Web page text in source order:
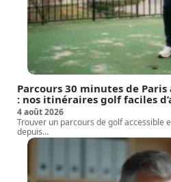
Parcours 30 minutes de
: nos itinéraires golf faciles
4 août 2026
Trouver un parcours de golf accessible
depuis…